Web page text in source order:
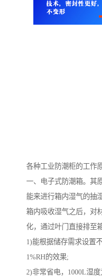
各种工业防潮柜的工作
一、电子式防潮箱。其
能来进行箱内湿气的抽
箱内吸收湿气之后，对
化，通过叶门直接排至
1)能根据储存需求设置
1%RH的效果;
2)非常省电，1000L湿